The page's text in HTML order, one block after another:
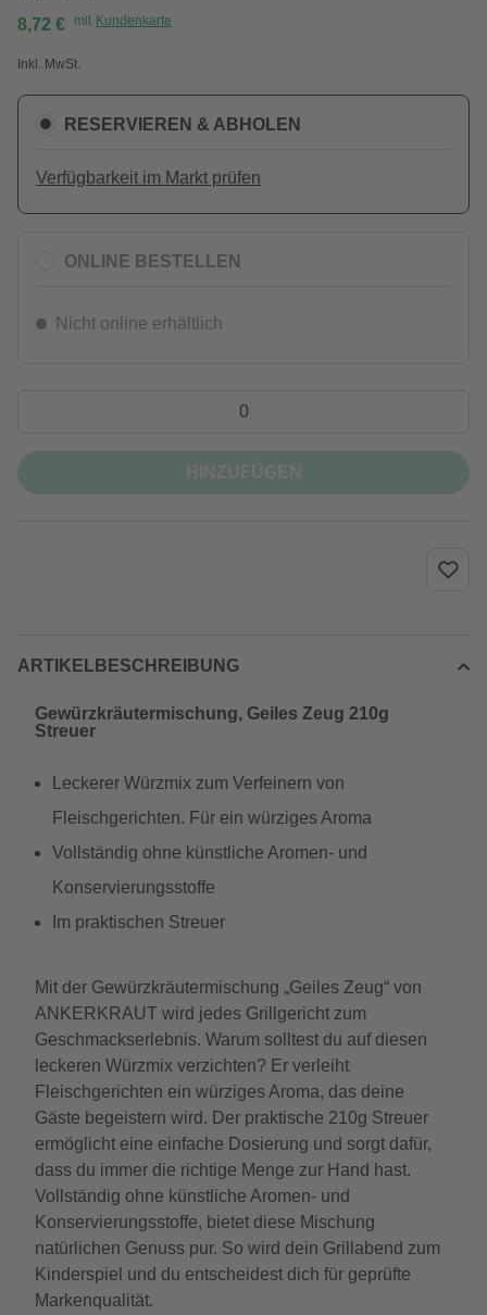
8,72 € mit Kundenkarte
Inkl. MwSt.
RESERVIEREN & ABHOLEN
Verfügbarkeit im Markt prüfen
ONLINE BESTELLEN
Nicht online erhältlich
ARTIKELBESCHREIBUNG
Gewürzkräutermischung, Geiles Zeug 210g
Streuer
Leckerer Würzmix zum Verfeinern von
Fleischgerichten. Für ein würziges Aroma
Vollständig ohne künstliche Aromen- und
Konservierungsstoffe
Im praktischen Streuer
Mit der Gewürzkräutermischung „Geiles Zeug“ von
ANKERKRAUT wird jedes Grillgericht zum
Geschmackserlebnis. Warum solltest du auf diesen
leckeren Würzmix verzichten? Er verleiht
Fleischgerichten ein würziges Aroma, das deine
Gäste begeistern wird. Der praktische 210g Streuer
ermöglicht eine einfache Dosierung und sorgt dafür,
dass du immer die richtige Menge zur Hand hast.
Vollständig ohne künstliche Aromen- und
Konservierungsstoffe, bietet diese Mischung
natürlichen Genuss pur. So wird dein Grillabend zum
Kinderspiel und du entscheidest dich für geprüfte
Markenqualität.